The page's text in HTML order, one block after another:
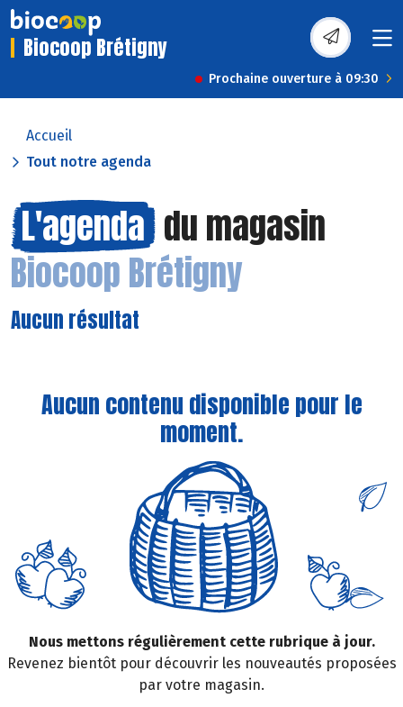
Biocoop Brétigny
Prochaine ouverture à 09:30
Accueil
Tout notre agenda
L'agenda du magasin
Biocoop Brétigny
Aucun résultat
Aucun contenu disponible pour le
moment.
Nous mettons régulièrement cette rubrique à jour.
Revenez bientôt pour découvrir les nouveautés proposées
par votre magasin.